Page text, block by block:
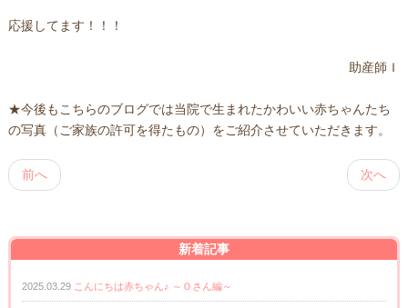
応援してます！！！
助産師Ｉ
★今後もこちらのブログでは当院で生まれたかわいい赤ちゃんたち
の写真（ご家族の許可を得たもの）をご紹介させていただきます。
前へ 次へ
新着記事
2025.03.29 こんにちは赤ちゃん♪ ～Ｏさん編～